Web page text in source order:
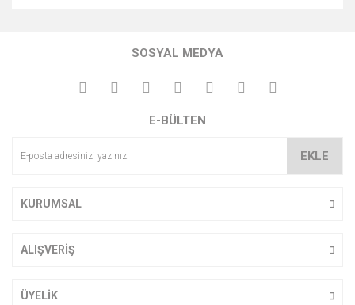
kullanarak tarafımıza iletebilirsiniz.
Görüş ve önerileriniz için teşekkür ederiz.
Ürün açıklamasında eksik bilgiler bulunuyor.
SOSYAL MEDYA
E-BÜLTEN
EKLE
KURUMSAL
ALIŞVERİŞ
ÜYELİK